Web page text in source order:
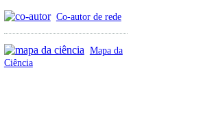
Co-autor de rede
Mapa da
Ciência